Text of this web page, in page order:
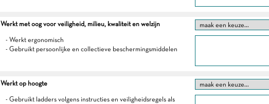
Werkt met oog voor veiligheid, milieu, kwaliteit en welzijn
- Werkt ergonomisch
- Gebruikt persoonlijke en collectieve beschermingsmiddelen
Werkt op hoogte
- Gebruikt ladders volgens instructies en veiligheidsregels als